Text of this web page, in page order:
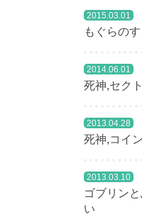
2015.03.01
もぐらの
2014.06.01
死神,セクト
2013.04.28
死神,コイン
2013.03.10
ゴブリン
い